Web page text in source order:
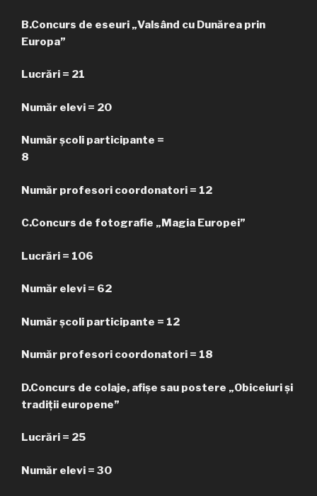
B.Concurs de eseuri „Valsând cu Dunărea prin
Europa”
Lucrări = 21
Număr elevi = 20
Număr școli participante =
8
Număr profesori coordonatori = 12
C.Concurs de fotografie „Magia Europei”
Lucrări = 106
Număr elevi = 62
Număr școli participante = 12
Număr profesori coordonatori = 18
D.Concurs de colaje, afişe sau postere „Obiceiuri şi
tradiţii europene”
Lucrări = 25
Număr elevi = 30